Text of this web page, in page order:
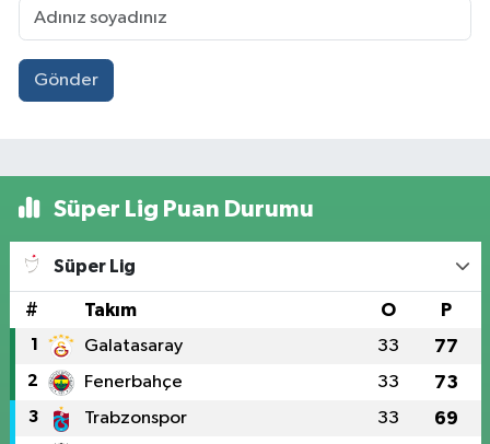
Gönder
Süper Lig Puan Durumu
Süper Lig
# Takım O P
1 Galatasaray 33 77
2 Fenerbahçe 33 73
3 Trabzonspor 33 69